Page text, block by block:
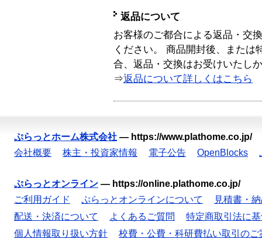
返品について
お客様のご都合による返品・交
ください。 商品開封後、または
合、返品・交換はお受けいたし
⇒返品について詳しくはこちら
ぷらっとホーム株式会社 — https://www.plathome.co.jp/
会社概要
株主・投資家情報 電子公告 OpenBlocks
ぷらっとオンライン — https://online.plathome.co.jp/
ご利用ガイド
ぷらっとオンラインについて
見積書・
配送・決済について
よくあるご質問
特定商取引法に
個人情報取り扱い方針
校費・公費・科研費払い取引のご